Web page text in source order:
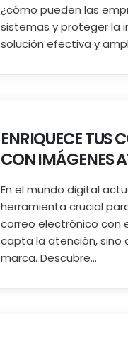
¿cómo pueden las
sistemas y proteger la
solución efectiva y
ENRIQUECE TUS
CON IMÁGENES
En el mundo digital
herramienta crucial
correo electrónico con
capta la atención, sino
marca. Descubre...